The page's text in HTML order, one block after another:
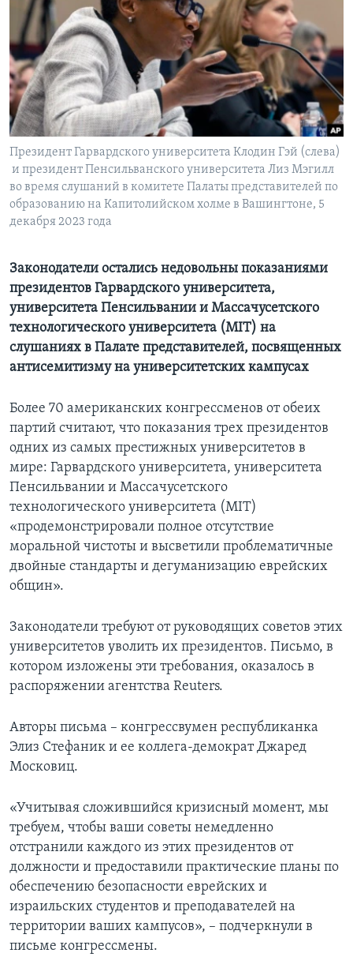
Learning English
СОЦИАЛЬНЫЕ СЕТИ
Президент Гарвардского университета Клодин Гэй (слева)
и президент Пенсильванского университета Лиз Мэгилл
во время слушаний в комитете Палаты представителей по
образованию на Капитолийском холме в Вашингтоне, 5
декабря 2023 года
Законодатели остались недовольны показаниями
президентов Гарвардского университета,
университета Пенсильвании и Массачусетского
технологического университета (MIT) на
слушаниях в Палате представителей, посвященных
антисемитизму на университетских кампусах
Более 70 американских конгрессменов от обеих
партий считают, что показания трех президентов
одних из самых престижных университетов в
мире: Гарвардского университета, университета
Пенсильвании и Массачусетского
технологического университета (MIT)
«продемонстрировали полное отсутствие
моральной чистоты и высветили проблематичные
двойные стандарты и дегуманизацию еврейских
общин».
Законодатели требуют от руководящих советов этих
университетов уволить их президентов. Письмо, в
котором изложены эти требования, оказалось в
распоряжении агентства Reuters.
Авторы письма – конгрессвумен республиканка
Элиз Стефаник и ее коллега-демократ Джаред
Московиц.
«Учитывая сложившийся кризисный момент, мы
требуем, чтобы ваши советы немедленно
отстранили каждого из этих президентов от
должности и предоставили практические планы по
обеспечению безопасности еврейских и
израильских студентов и преподавателей на
территории ваших кампусов», – подчеркнули в
письме конгрессмены.